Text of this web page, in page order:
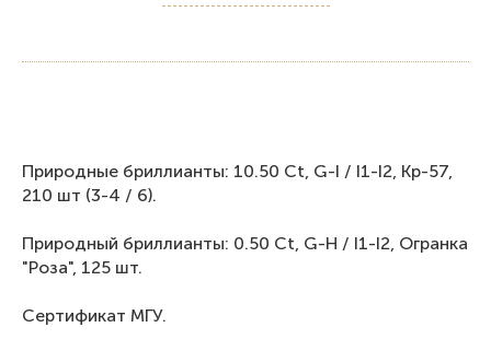
Природные бриллианты: 10.50 Ct, G-I / I1-I2, Кр-57,
210 шт (3-4 / 6).
Природный бриллианты: 0.50 Ct, G-H / I1-I2, Огранка
"Роза", 125 шт.
Сертификат МГУ.